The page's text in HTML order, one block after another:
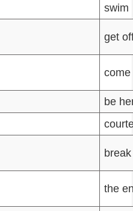
swim
get
be
the